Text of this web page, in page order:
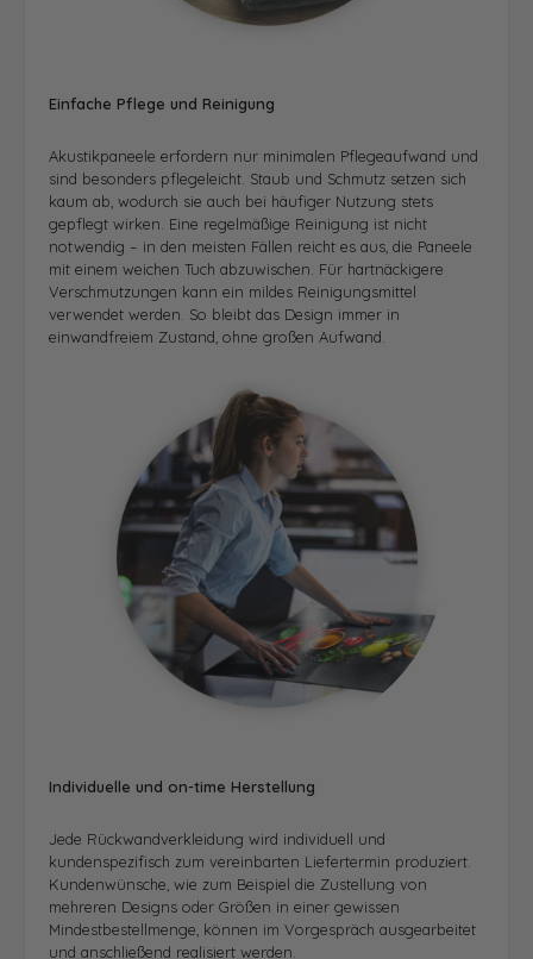
Einfache Pflege und Reinigung
Akustikpaneele erfordern nur minimalen Pflegeaufwand und
sind besonders pflegeleicht. Staub und Schmutz setzen sich
kaum ab, wodurch sie auch bei häufiger Nutzung stets
gepflegt wirken. Eine regelmäßige Reinigung ist nicht
notwendig – in den meisten Fällen reicht es aus, die Paneele
mit einem weichen Tuch abzuwischen. Für hartnäckigere
Verschmutzungen kann ein mildes Reinigungsmittel
verwendet werden. So bleibt das Design immer in
einwandfreiem Zustand, ohne großen Aufwand.
Individuelle und on-time Herstellung
Jede Rückwandverkleidung wird individuell und
kundenspezifisch zum vereinbarten Liefertermin produziert.
Kundenwünsche, wie zum Beispiel die Zustellung von
mehreren Designs oder Größen in einer gewissen
Mindestbestellmenge, können im Vorgespräch ausgearbeitet
und anschließend realisiert werden.